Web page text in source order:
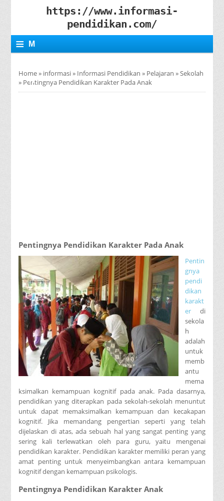
https://www.informasi-
pendidikan.com/
≡ M
N
Home» informasi» Informasi Pendidikan » Pelajaran »Sekolah
» Pentingnya Pendidikan Karakter Pada Anak
Pentingnya Pendidikan Karakter Pada Anak
Pentin
gnya
pendi
dikan
karakt
er di
sekola
h
adalah
untuk
memb
antu
mema
ksimalkan kemampuan kognitif pada anak. Pada dasarnya,
pendidikan yang diterapkan pada sekolah-sekolah menuntut
untuk dapat memaksimalkan kemampuan dan kecakapan
kognitif. Jika memandang pengertian seperti yang telah
dijelaskan di atas, ada sebuah hal yang sangat penting yang
sering kali terlewatkan oleh para guru, yaitu mengenai
pendidikan karakter. Pendidikan karakter memiliki peran yang
amat penting untuk menyeimbangkan antara kemampuan
kognitif dengan kemampuan psikologis.
Pentingnya Pendidikan Karakter Anak